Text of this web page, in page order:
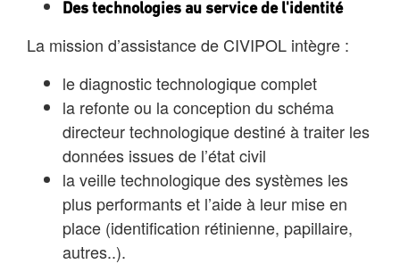
Des technologies au service de l'identité
La mission d’assistance de CIVIPOL intègre :
le diagnostic technologique complet
la refonte ou la conception du schéma
directeur technologique destiné à traiter les
données issues de l’état civil
la veille technologique des systèmes les
plus performants et l’aide à leur mise en
place (identification rétinienne, papillaire,
autres..).